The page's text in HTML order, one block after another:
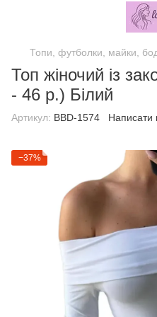
Топи, футболки, майки,
Топ жіночий із
- 46 р.) Білий
Артикул: BBD-1574 Написати
−37%